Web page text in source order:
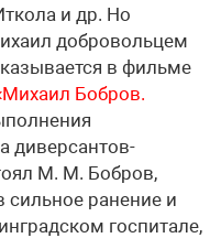
и др. Но
добровольцем
в фильме
Бобров.
диверсантов-
М. М. Бобров,
сильное ранение и
госпитале,